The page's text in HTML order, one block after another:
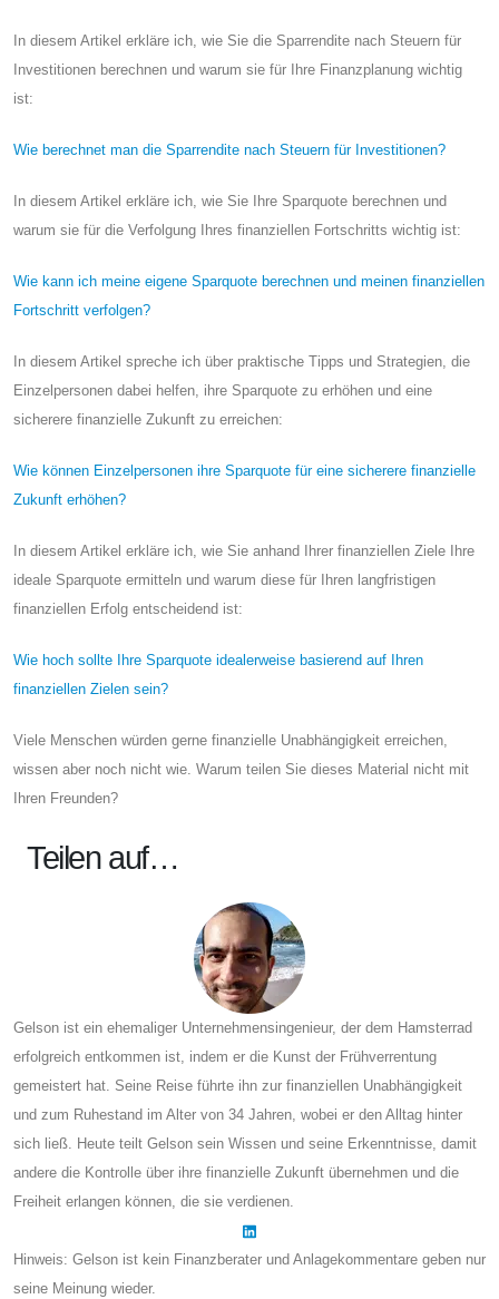
In diesem Artikel erkläre ich, wie Sie die Sparrendite nach Steuern für
Investitionen berechnen und warum sie für Ihre Finanzplanung wichtig
ist:
Wie berechnet man die Sparrendite nach Steuern für Investitionen?
In diesem Artikel erkläre ich, wie Sie Ihre Sparquote berechnen und
warum sie für die Verfolgung Ihres finanziellen Fortschritts wichtig ist:
Wie kann ich meine eigene Sparquote berechnen und meinen finanziellen
Fortschritt verfolgen?
In diesem Artikel spreche ich über praktische Tipps und Strategien, die
Einzelpersonen dabei helfen, ihre Sparquote zu erhöhen und eine
sicherere finanzielle Zukunft zu erreichen:
Wie können Einzelpersonen ihre Sparquote für eine sicherere finanzielle
Zukunft erhöhen?
In diesem Artikel erkläre ich, wie Sie anhand Ihrer finanziellen Ziele Ihre
ideale Sparquote ermitteln und warum diese für Ihren langfristigen
finanziellen Erfolg entscheidend ist:
Wie hoch sollte Ihre Sparquote idealerweise basierend auf Ihren
finanziellen Zielen sein?
Viele Menschen würden gerne finanzielle Unabhängigkeit erreichen,
wissen aber noch nicht wie. Warum teilen Sie dieses Material nicht mit
Ihren Freunden?
Teilen auf…
Gelson ist ein ehemaliger Unternehmensingenieur, der dem Hamsterrad
erfolgreich entkommen ist, indem er die Kunst der Frühverrentung
gemeistert hat. Seine Reise führte ihn zur finanziellen Unabhängigkeit
und zum Ruhestand im Alter von 34 Jahren, wobei er den Alltag hinter
sich ließ. Heute teilt Gelson sein Wissen und seine Erkenntnisse, damit
andere die Kontrolle über ihre finanzielle Zukunft übernehmen und die
Freiheit erlangen können, die sie verdienen.
Hinweis: Gelson ist kein Finanzberater und Anlagekommentare geben nur
seine Meinung wieder.